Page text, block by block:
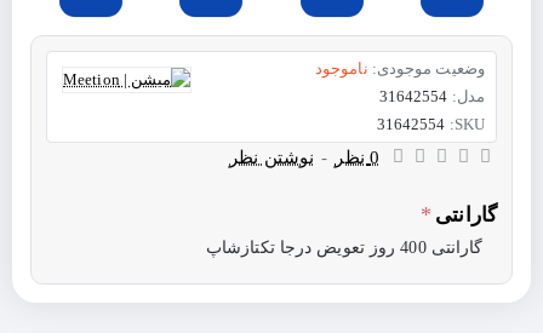
وضعیت موجودی: ناموجود
مدل: 31642554
SKU:
31642554
0 نظر - نوشتن نظر
گارانتی
گارانتی 400 روز تعویض درجا تکتازشاپ